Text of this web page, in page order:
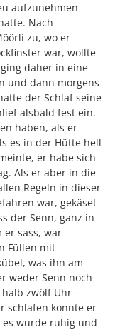
aufzunehmen
Nach
zu, wo er
war, wollte
daher in eine
und dann morgens
der Schlaf seine
alsbald fest ein.
haben, als er
es in der Hütte hell
er habe sich
Als er aber in die
Regeln in dieser
war, gekäset
der Senn, ganz in
sass, war
Füllen mit
was ihn am
weder Senn noch
halb zwölf Uhr —
schlafen konnte er
wurde ruhig und